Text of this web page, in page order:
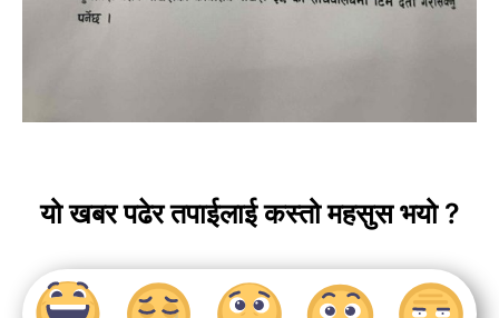
यो खबर पढेर तपाईलाई कस्तो महसुस भयो ?